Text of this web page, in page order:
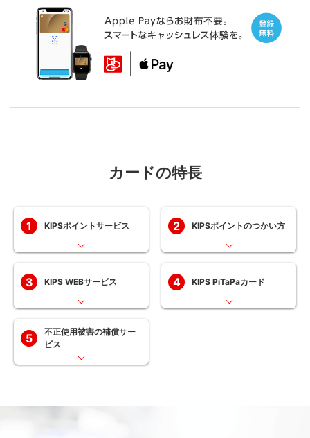
カードの特長
1 KIPSポイントサービス 2 KIPSポイントのつかい方
3 KIPS WEBサービス 4 KIPS PiTaPaカード
5
不正使用被害の補償サー
ビス